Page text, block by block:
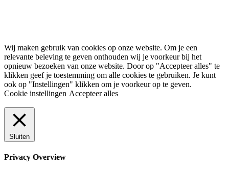
Wij maken gebruik van cookies op onze website. Om je een
relevante beleving te geven onthouden wij je voorkeur bij het
opnieuw bezoeken van onze website. Door op "Accepteer alles" te
klikken geef je toestemming om alle cookies te gebruiken. Je kunt
ook op "Instellingen" klikken om je voorkeur op te geven.
Cookie instellingen Accepteer alles
Sluiten
Privacy Overview